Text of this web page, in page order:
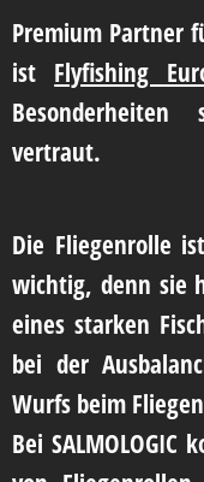
Premium Partner
ist Flyfishing
Besonderheiten
vertraut.
Die Fliegenrolle
wichtig, denn sie
eines starken
bei der
Wurfs beim
Bei